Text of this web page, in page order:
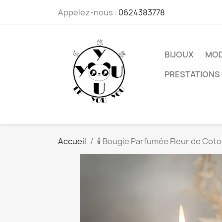
Appelez-nous : 0624383778
BIJOUX
Accueil 🕯️ Bougie Parfumée Fleur de